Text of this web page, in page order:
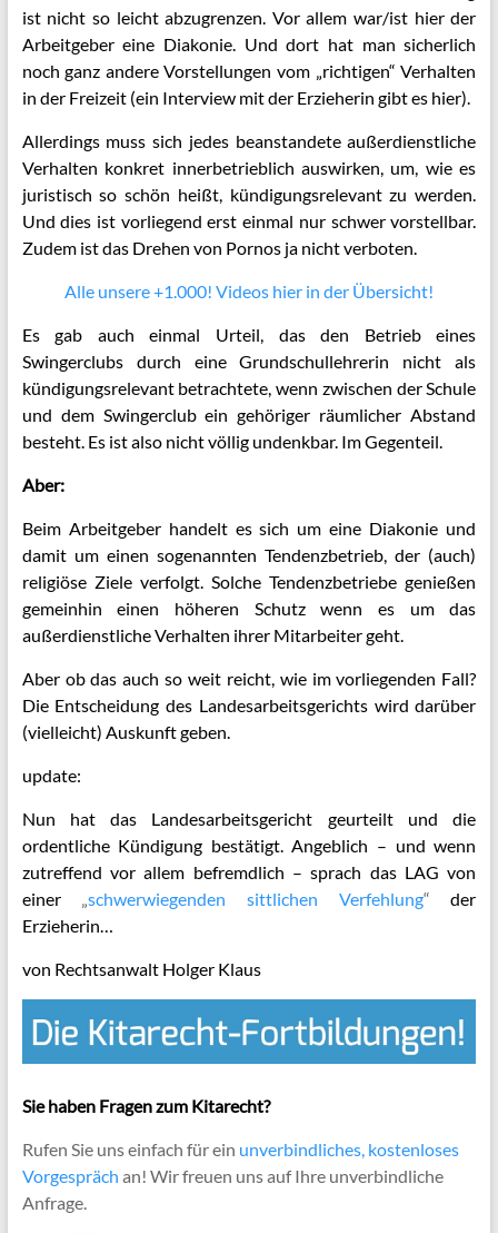
ist nicht so leicht abzugrenzen. Vor allem war/ist hier der
Arbeitgeber eine Diakonie. Und dort hat man sicherlich
noch ganz andere Vorstellungen vom „richtigen“ Verhalten
in der Freizeit (ein Interview mit der Erzieherin gibt es hier).
Allerdings muss sich jedes beanstandete außerdienstliche
Verhalten konkret innerbetrieblich auswirken, um, wie es
juristisch so schön heißt, kündigungsrelevant zu werden.
Und dies ist vorliegend erst einmal nur schwer vorstellbar.
Zudem ist das Drehen von Pornos ja nicht verboten.
Alle unsere +1.000! Videos hier in der Übersicht!
Es gab auch einmal Urteil, das den Betrieb eines
Swingerclubs durch eine Grundschullehrerin nicht als
kündigungsrelevant betrachtete, wenn zwischen der Schule
und dem Swingerclub ein gehöriger räumlicher Abstand
besteht. Es ist also nicht völlig undenkbar. Im Gegenteil.
Aber:
Beim Arbeitgeber handelt es sich um eine Diakonie und
damit um einen sogenannten Tendenzbetrieb, der (auch)
religiöse Ziele verfolgt. Solche Tendenzbetriebe genießen
gemeinhin einen höheren Schutz wenn es um das
außerdienstliche Verhalten ihrer Mitarbeiter geht.
Aber ob das auch so weit reicht, wie im vorliegenden Fall?
Die Entscheidung des Landesarbeitsgerichts wird darüber
(vielleicht) Auskunft geben.
update:
Nun hat das Landesarbeitsgericht geurteilt und die
ordentliche Kündigung bestätigt. Angeblich – und wenn
zutreffend vor allem befremdlich – sprach das LAG von
einer„schwerwiegenden sittlichen Verfehlung“der
Erzieherin…
von Rechtsanwalt Holger Klaus
Sie haben Fragen zum Kitarecht?
Rufen Sie uns einfach für ein unverbindliches, kostenloses
Vorgespräch an! Wir freuen uns auf Ihre unverbindliche
Anfrage.